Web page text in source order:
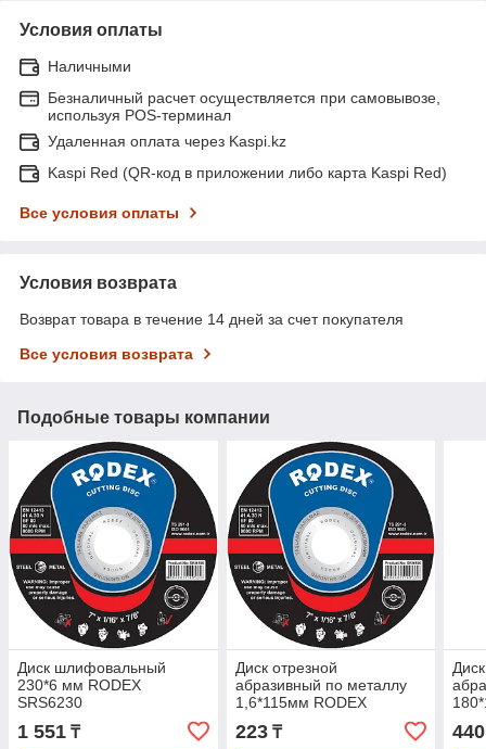
Условия оплаты
Наличными
Безналичный расчет осуществляется при самовывозе,
используя POS-терминал
Удаленная оплата через Kaspi.kz
Kaspi Red (QR-код в приложении либо карта Kaspi Red)
Все условия оплаты
Условия возврата
Возврат товара в течение 14 дней за счет покупателя
Все условия возврата
Подобные товары компании
Диск шлифовальный
230*6 мм RODEX
SRS6230
1 551 ₸
Диск отрезной
абразивный по металлу
1,6*115мм RODEX
223₸ 440